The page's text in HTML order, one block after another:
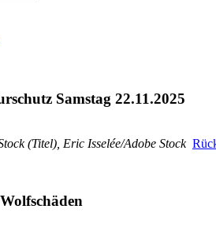
Samstag 22.11.2025
(Titel), Eric Isselée/Adobe Stock